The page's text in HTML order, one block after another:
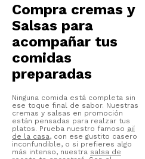
Compra cremas y
Salsas para
acompañar tus
comidas
preparadas
Ninguna comida está completa sin
ese toque final de sabor. Nuestras
cremas y salsas en promoción
están pensadas para realzar tus
platos. Prueba nuestro famoso ají
de la casa, con ese gustito casero
inconfundible, o si prefieres algo
más intenso, nuestra salsa de